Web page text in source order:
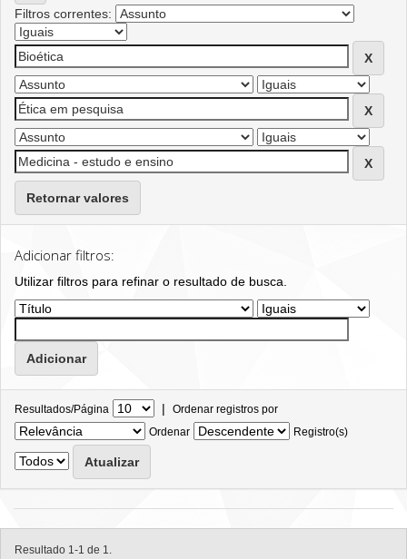
Filtros correntes:
Retornar valores
Adicionar filtros:
Utilizar filtros para refinar o resultado de busca.
Resultados/Página | Ordenar registros por
Ordenar
Registro(s)
Resultado 1-1 de 1.